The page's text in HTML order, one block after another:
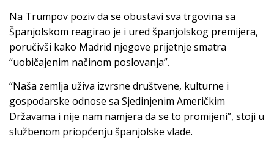
Na Trumpov poziv da se obustavi sva trgovina sa
Španjolskom reagirao je i ured španjolskog premijera,
poručivši kako Madrid njegove prijetnje smatra
“uobičajenim načinom poslovanja”.
“Naša zemlja uživa izvrsne društvene, kulturne i
gospodarske odnose sa Sjedinjenim Američkim
Državama i nije nam namjera da se to promijeni”, stoji u
službenom priopćenju španjolske vlade.